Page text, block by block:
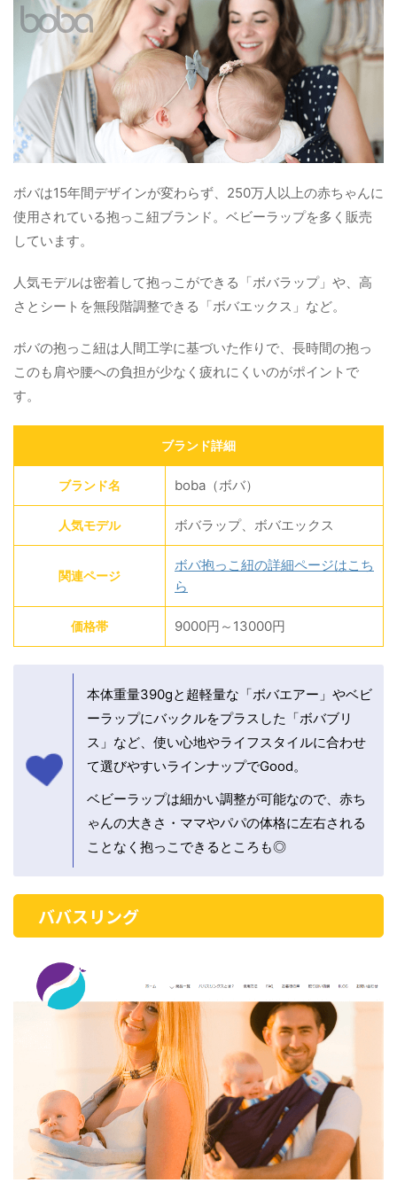
ボバは15年間デザインが変わらず、250万人以上の赤ちゃんに
使用されている抱っこ紐ブランド。ベビーラップを多く販売
しています。
人気モデルは密着して抱っこができる「ボバラップ」や、高
さとシートを無段階調整できる「ボバエックス」など。
ボバの抱っこ紐は人間工学に基づいた作りで、長時間の抱っ
このも肩や腰への負担が少なく疲れにくいのがポイントで
す。
ブランド詳細
ブランド名 boba（ボバ）
人気モデル ボバラップ、ボバエックス
関連ページ
ボバ抱っこ紐の詳細ページはこち
ら
価格帯 9000円～13000円
本体重量390gと超軽量な「ボバエアー」やベビ
ーラップにバックルをプラスした「ボバブリ
ス」など、使い心地やライフスタイルに合わせ
て選びやすいラインナップでGood。
ベビーラップは細かい調整が可能なので、赤ち
ゃんの大きさ・ママやパパの体格に左右される
ことなく抱っこできるところも◎
ババスリング